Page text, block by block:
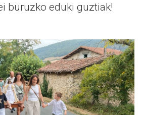
buruzko eduki guztiak!